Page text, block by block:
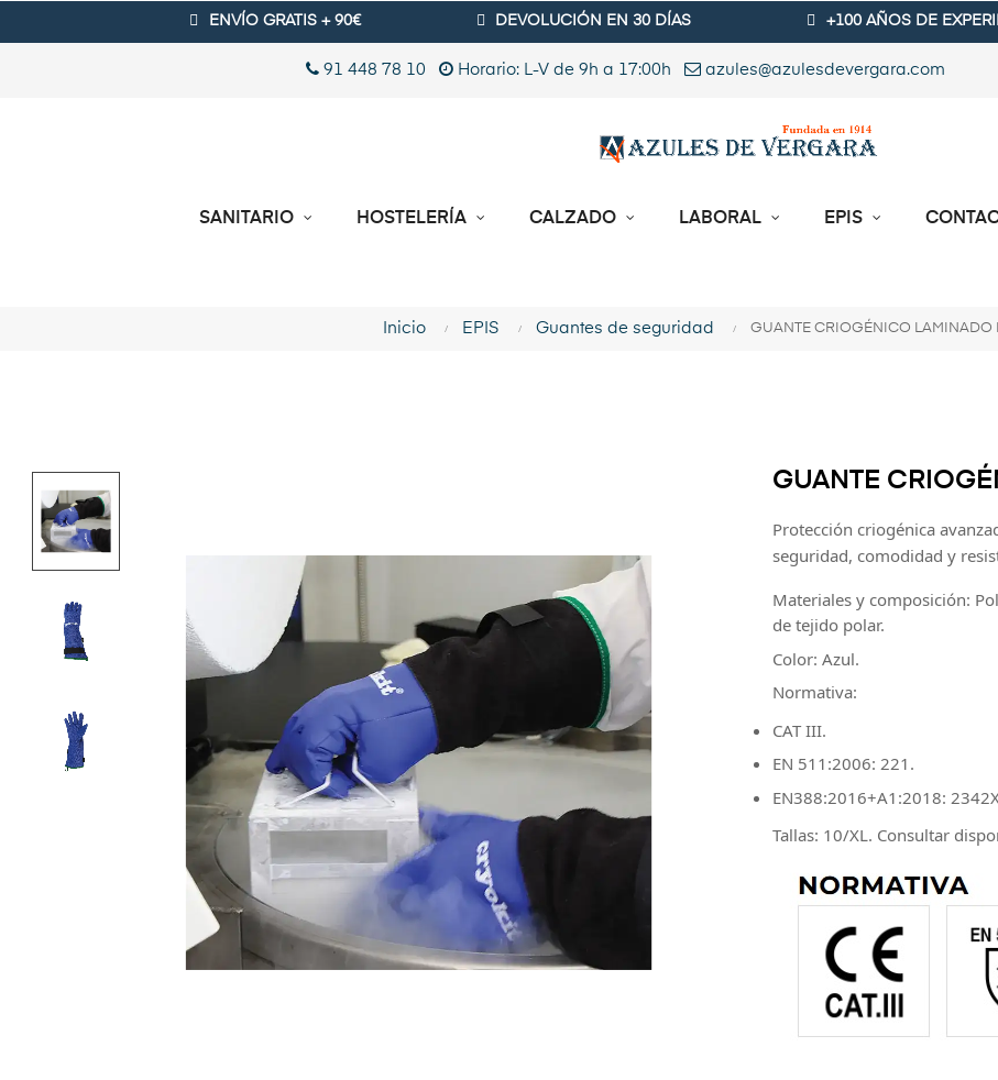
ENVÍO GRATIS + 90€ DEVOLUCIÓN EN 30 DÍAS +100 AÑOS DE
91 448 78 10 Horario: L-V de 9h a 17:00h azules@azulesdevergara.com
SANITARIO HOSTELERÍA CALZADO LABORAL EPIS
Inicio EPIS Guantes de seguridad GUANTE CRIOGÉNICO LAMINADO
GUANTE
Protección criogénica
seguridad, comodidad y
Materiales y composición:
de tejido polar.
Color: Azul.
Normativa:
CAT III.
EN 511:2006: 221.
EN388:2016+A1:2018:
Tallas: 10/XL. Consultar